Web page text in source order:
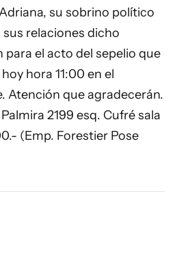
su sobrino político
sus relaciones dicho
el acto del sepelio que
hora 11:00 en el
Atención que agradecerán.
2199 esq. Cufré sala
(Emp. Forestier Pose